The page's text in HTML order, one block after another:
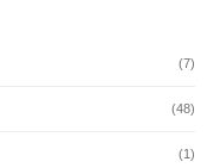
(7)
(48)
(1)